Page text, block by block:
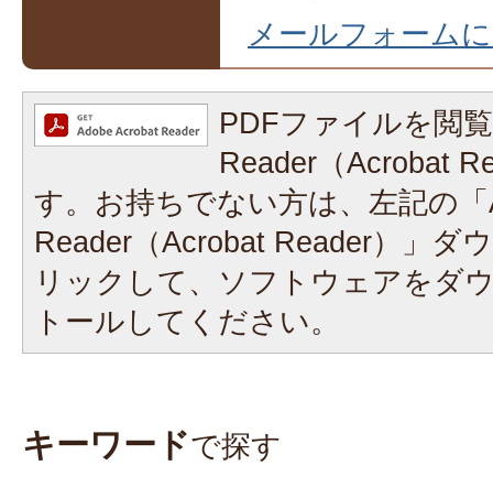
メールフォーム
PDFファイルを閲
Reader（Acrobat
す。お持ちでない方は、左記の
Reader（Acrobat Reader）」ダ
リックして、ソフトウェアをダ
トールしてください。
キーワードで探す